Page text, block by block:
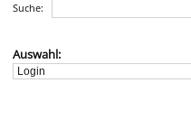
SORTIMENT
LOGIN
Suche:
Auswahl: